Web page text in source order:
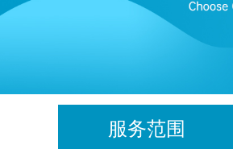
服务范围